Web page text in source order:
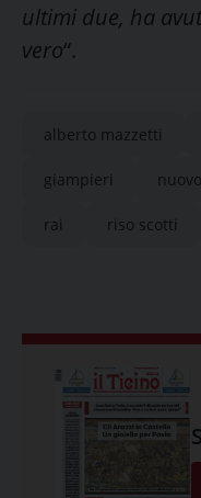
ultimi due, ha
vero“.
alberto mazzetti
giampieri
rai riso scotti